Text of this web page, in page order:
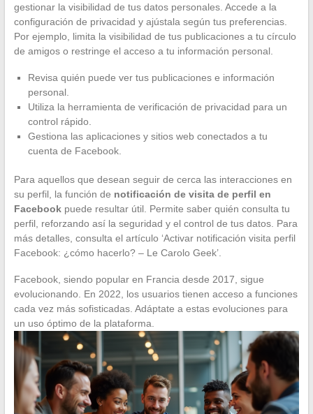
gestionar la visibilidad de tus datos personales. Accede a la
configuración de privacidad y ajústala según tus preferencias.
Por ejemplo, limita la visibilidad de tus publicaciones a tu círculo
de amigos o restringe el acceso a tu información personal.
Revisa quién puede ver tus publicaciones e información
personal.
Utiliza la herramienta de verificación de privacidad para un
control rápido.
Gestiona las aplicaciones y sitios web conectados a tu
cuenta de Facebook.
Para aquellos que desean seguir de cerca las interacciones en
su perfil, la función de notificación de visita de perfil en
Facebookpuede resultar útil. Permite saber quién consulta tu
perfil, reforzando así la seguridad y el control de tus datos. Para
más detalles, consulta el artículo ‘Activar notificación visita perfil
Facebook: ¿cómo hacerlo? – Le Carolo Geek’.
Facebook, siendo popular en Francia desde 2017, sigue
evolucionando. En 2022, los usuarios tienen acceso a funciones
cada vez más sofisticadas. Adáptate a estas evoluciones para
un uso óptimo de la plataforma.